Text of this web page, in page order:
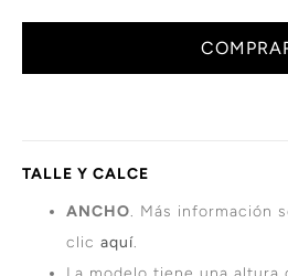
TALLE Y CALCE
ANCHO. Más información
clic aquí.